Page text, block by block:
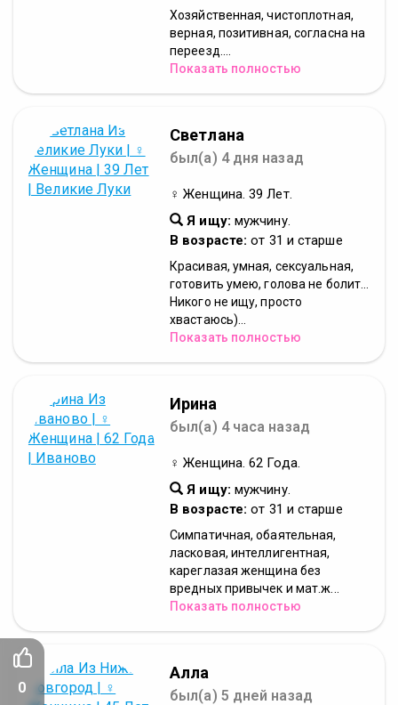
Хозяйственная, чистоплотная,
верная, позитивная, согласна на
переезд....
Показать полностью
Светлана
был(а) 4 дня назад
♀ Женщина. 39 Лет.
Я ищу: мужчину.
В возрасте: от 31 и старше
Красивая, умная, сексуальная,
готовить умею, голова не болит...
Никого не ищу, просто
хвастаюсь)...
Показать полностью
Ирина
был(а) 4 часа назад
♀ Женщина. 62 Года.
Я ищу: мужчину.
В возрасте: от 31 и старше
Симпатичная, обаятельная,
ласковая, интеллигентная,
кареглазая женщина без
вредных привычек и мат.ж...
Показать полностью
Алла
был(а) 5 дней назад
0